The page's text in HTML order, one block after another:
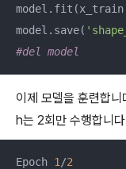
model.save(
#del model
이제 모델을 훈련합
h는 2회만 수행합니
Epoch 1 /2